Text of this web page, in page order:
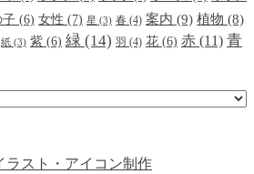
子 (6) 女性 (7) 星 (3) 春 (4) 案内 (9) 植物 (8)
紙 (3) 紫 (6) 緑 (14) 羽 (4) 花 (6) 赤 (11) 青
ラスト・アイコン制作